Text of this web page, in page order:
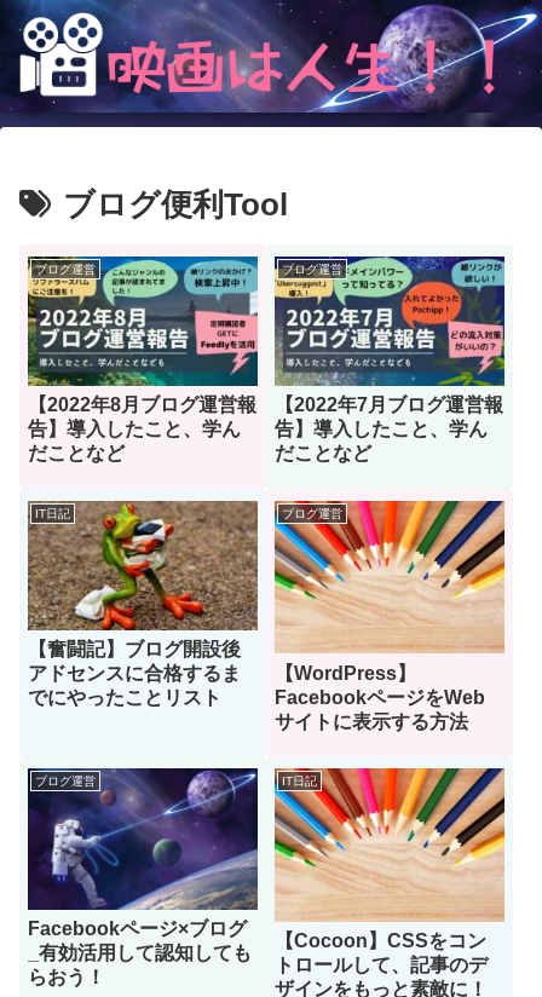
ブログ便利Tool
ブログ運営
【2022年8月ブログ運営報
告】導入したこと、学ん
だことなど
ブログ運営
【2022年7月ブログ運営報
告】導入したこと、学ん
だことなど
IT日記
【奮闘記】ブログ開設後
アドセンスに合格するま
でにやったことリスト
ブログ運営
【WordPress】
FacebookページをWeb
サイトに表示する方法
ブログ運営
Facebookページ×ブログ
_有効活用して認知しても
らおう！
IT日記
【Cocoon】CSSをコン
トロールして、記事のデ
ザインをもっと素敵に！